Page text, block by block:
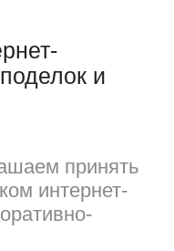
и
принять
интернет-